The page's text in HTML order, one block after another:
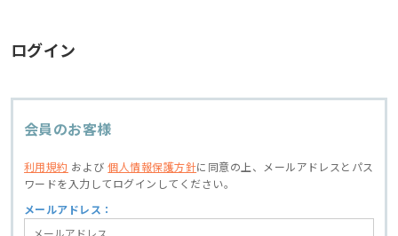
ログイン
会員のお客様
利用規約 および個人情報保護方針に同意の上、
メールアドレスとパス
ワードを入力してログインしてください。
メールアドレス：